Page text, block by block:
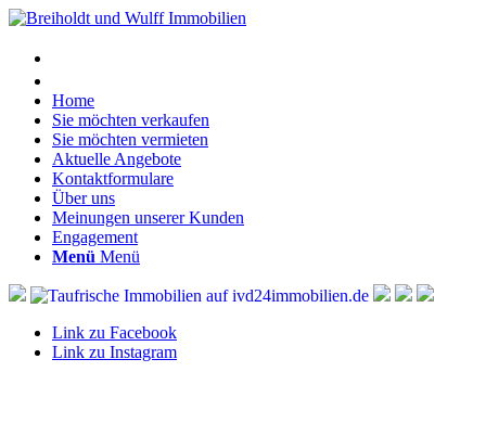
Home
Sie möchten verkaufen
Sie möchten vermieten
Aktuelle Angebote
Kontaktformulare
Über uns
Meinungen unserer Kunden
Engagement
Menü Menü
Link zu Facebook
Link zu Instagram